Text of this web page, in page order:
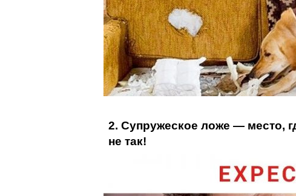
2. Супружеское ложе — место,
не так!